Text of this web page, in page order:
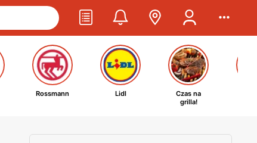
Rossmann Lidl
Czas na
grilla!